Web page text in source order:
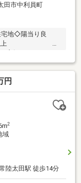
田市中利員町
◇陽当り良
以上 ◇
円
2
域
陸太田駅 徒歩14分